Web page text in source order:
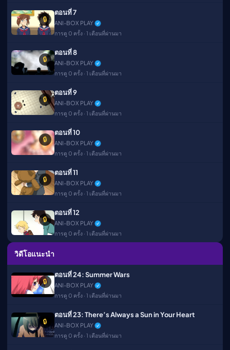
🔒
ตอนที่ 7
ANI-BOX PLAY
การดู 0 ครั้ง · 1 เดือนที่ผ่านมา
🔒
ตอนที่ 8
ANI-BOX PLAY
การดู 0 ครั้ง · 1 เดือนที่ผ่านมา
🔒
ตอนที่ 9
ANI-BOX PLAY
การดู 0 ครั้ง · 1 เดือนที่ผ่านมา
🔒
ตอนที่ 10
ANI-BOX PLAY
การดู 0 ครั้ง · 1 เดือนที่ผ่านมา
🔒
ตอนที่ 11
ANI-BOX PLAY
การดู 0 ครั้ง · 1 เดือนที่ผ่านมา
🔒
ตอนที่ 12
ANI-BOX PLAY
การดู 0 ครั้ง · 1 เดือนที่ผ่านมา
วิดีโอแนะนำ
🔒
ตอนที่ 24: Summer Wars
ANI-BOX PLAY
การดู 0 ครั้ง · 1 เดือนที่ผ่านมา
🔒
ตอนที่ 23: There’s Always a Sun in Your Heart
ANI-BOX PLAY
การดู 0 ครั้ง · 1 เดือนที่ผ่านมา